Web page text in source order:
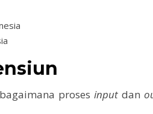
proses input dan